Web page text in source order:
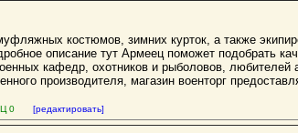
костюмов, зимних курток, а также
описание тут Армеец поможет подобрать
кафедр, охотников и рыболовов, любителей
производителя, магазин военторг
0 [редактировать]